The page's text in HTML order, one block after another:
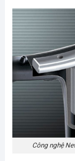
Công nghệ